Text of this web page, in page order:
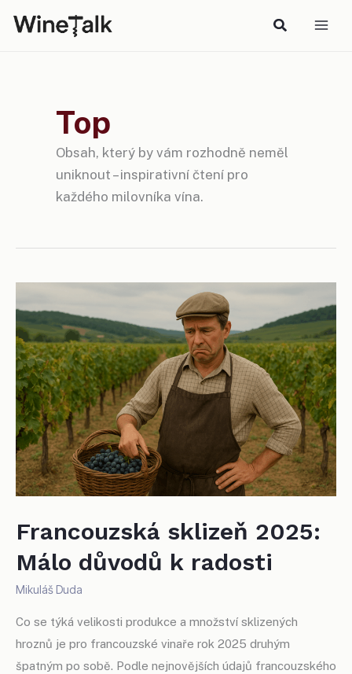
Top
Obsah, který by vám rozhodně neměl
uniknout – inspirativní čtení pro
každého milovníka vína.
Francouzská sklizeň 2025:
Málo důvodů k radosti
Mikuláš Duda
Co se týká velikosti produkce a množství sklizených
hroznů je pro francouzské vinaře rok 2025 druhým
špatným po sobě. Podle nejnovějších údajů francouzského